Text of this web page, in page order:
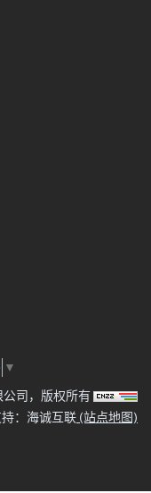
▼
司，版权所有
：海诚互联(站点地图)